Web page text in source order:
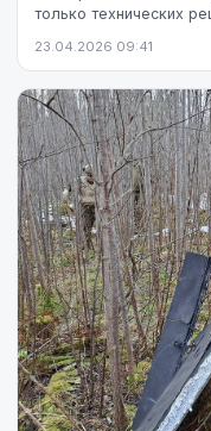
только технических
23.04.2026 09:41